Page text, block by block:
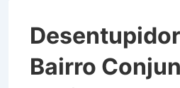
Bairro